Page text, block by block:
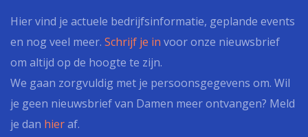
Hier vind je actuele bedrijfsinformatie, geplande events
en nog veel meer. Schrijf je in voor onze nieuwsbrief
om altijd op de hoogte te zijn.
We gaan zorgvuldig met je persoonsgegevens om. Wil
je geen nieuwsbrief van Damen meer ontvangen? Meld
je dan hieraf.